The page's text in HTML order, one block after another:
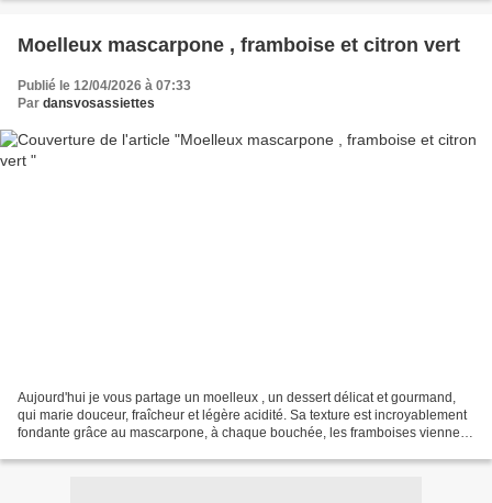
Moelleux mascarpone , framboise et citron vert
Publié le 12/04/2026 à 07:33
Par dansvosassiettes
Aujourd'hui je vous partage un moelleux , un dessert délicat et gourmand,
qui marie douceur, fraîcheur et légère acidité. Sa texture est incroyablement
fondante grâce au mascarpone, à chaque bouchée, les framboises viennent